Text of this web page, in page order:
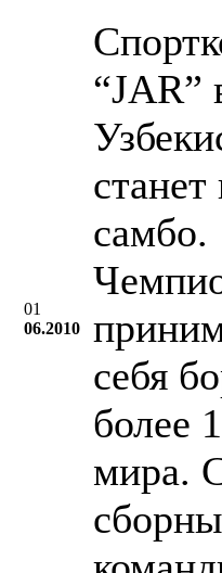
01
06.2010
“JAR”
самбо.
себя
более
мира.